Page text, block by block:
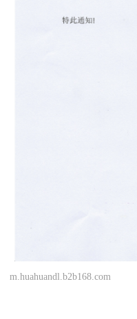
m.huahuandl.b2b168.com